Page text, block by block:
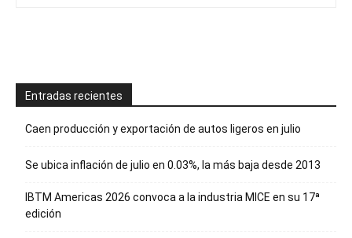
Entradas recientes
Caen producción y exportación de autos ligeros en julio
Se ubica inflación de julio en 0.03%, la más baja desde 2013
IBTM Americas 2026 convoca a la industria MICE en su 17ª
edición